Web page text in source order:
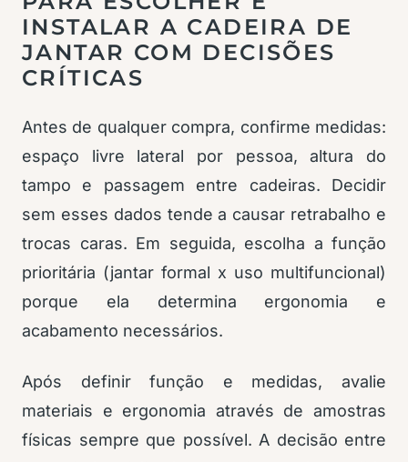
INSTALAR A CADEIRA DE
JANTAR COM DECISÕES
CRÍTICAS
Antes de qualquer compra, confirme medidas:
espaço livre lateral por pessoa, altura do
tampo e passagem entre cadeiras. Decidir
sem esses dados tende a causar retrabalho e
trocas caras. Em seguida, escolha a função
prioritária (jantar formal x uso multifuncional)
porque ela determina ergonomia e
acabamento necessários.
Após definir função e medidas, avalie
materiais e ergonomia através de amostras
físicas sempre que possível. A decisão entre